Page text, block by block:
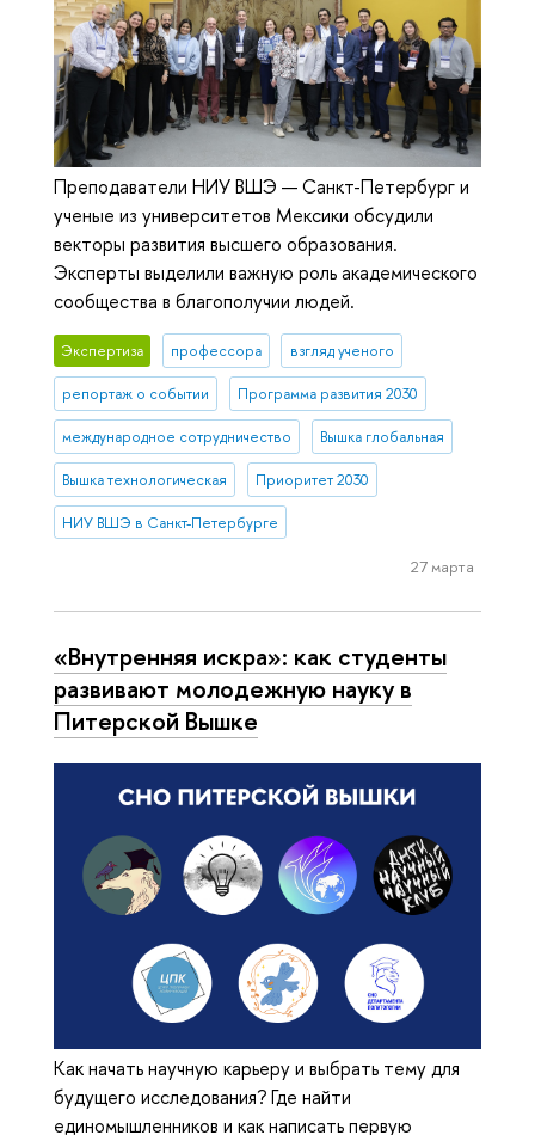
Преподаватели НИУ ВШЭ — Санкт-Петербург и
ученые из университетов Мексики обсудили
векторы развития высшего образования.
Эксперты выделили важную роль академического
сообщества в благополучии людей.
Экспертиза профессора взгляд ученого
репортаж о событии Программа развития 2030
международное сотрудничество Вышка глобальная
Вышка технологическая Приоритет 2030
НИУ ВШЭ в Санкт-Петербурге
27 марта
«Внутренняя искра»: как студенты
развивают молодежную науку в
Питерской Вышке
Как начать научную карьеру и выбрать тему для
будущего исследования? Где найти
единомышленников и как написать первую